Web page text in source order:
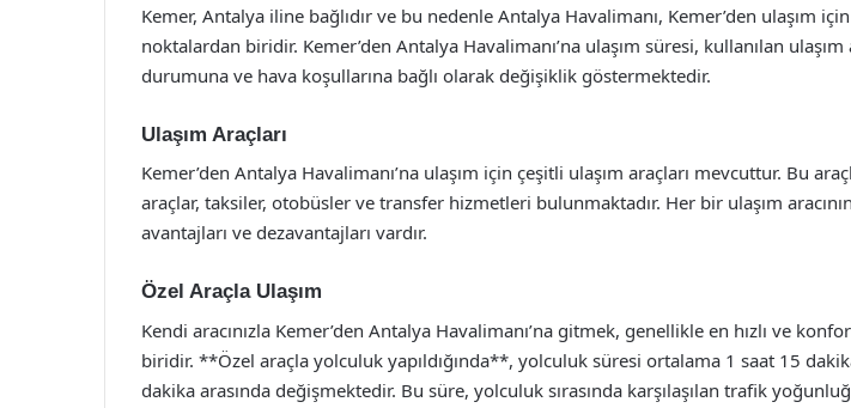
Kemer, Antalya iline bağlıdır ve bu nedenle Antalya Havalimanı, Kemer’den ulaşım
noktalardan biridir. Kemer’den Antalya Havalimanı’na ulaşım süresi, kullanılan ulaşım
durumuna ve hava koşullarına bağlı olarak değişiklik göstermektedir.
Ulaşım Araçları
Kemer’den Antalya Havalimanı’na ulaşım için çeşitli ulaşım araçları mevcuttur. Bu
araçlar, taksiler, otobüsler ve transfer hizmetleri bulunmaktadır. Her bir ulaşım
avantajları ve dezavantajları vardır.
Özel Araçla Ulaşım
Kendi aracınızla Kemer’den Antalya Havalimanı’na gitmek, genellikle en hızlı ve
biridir. **Özel araçla yolculuk yapıldığında**, yolculuk süresi ortalama 1 saat 15
dakika arasında değişmektedir. Bu süre, yolculuk sırasında karşılaşılan trafik